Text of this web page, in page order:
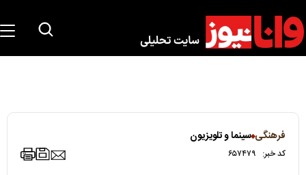
فرهنگی سینما و تلویزیون
کد خبر: ۶۵۷۴۷۹